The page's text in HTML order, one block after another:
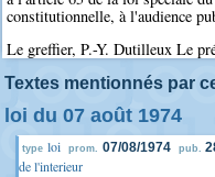
constitutionnelle, à l'audience
Le greffier, P.-Y. Dutilleux Le
Textes mentionnés par
loi du 07 août 1974
type loi prom. 07/08/1974 pub.
de l'interieur